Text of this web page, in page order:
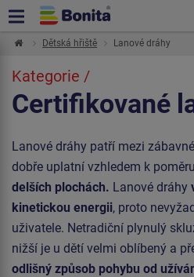
Dětská hřiště Lanové dráhy
Kategorie /
Certifikované
Lanové dráhy patří mezi
dobře uplatní vzhledem k
delších plochách. Lanové dráhy
kinetickou energii, proto
uživatele. Netradiční plynulý
nižší je u dětí velmi oblíbený a
odlišný způsob pohybu od